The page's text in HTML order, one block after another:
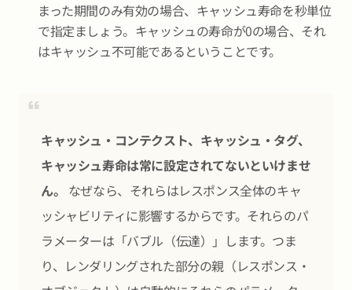
まった期間のみ有効の場合、キャッシュ寿命を秒単位
で指定ましょう。キャッシュの寿命が0の場合、それ
はキャッシュ不可能であるということです。
キャッシュ・コンテクスト、キャッシュ・タグ、
キャッシュ寿命は常に設定されてないといけませ
ん。 なぜなら、それらはレスポンス全体のキャ
ッシャビリティに影響するからです。それらのパ
ラメーターは「バブル（伝達）」します。つま
り、レンダリングされた部分の親（レスポンス・